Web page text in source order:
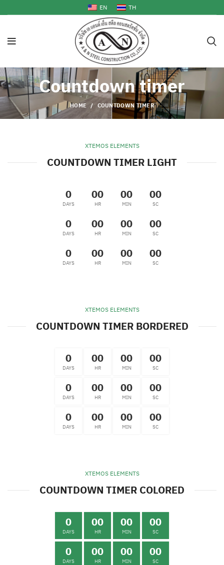
EN TH
Countdown timer
HOME COUNTDOWN TIMER
XTEMOS ELEMENTS
COUNTDOWN TIMER LIGHT
0
DAYS
00
HR
00
MIN
00
SC
0
DAYS
00
HR
00
MIN
00
SC
0
DAYS
00
HR
00
MIN
00
SC
XTEMOS ELEMENTS
COUNTDOWN TIMER BORDERED
0
DAYS
00
HR
00
MIN
00
SC
0
DAYS
00
HR
00
MIN
00
SC
0
DAYS
00
HR
00
MIN
00
SC
XTEMOS ELEMENTS
COUNTDOWN TIMER COLORED
0
DAYS
00
HR
00
MIN
00
SC
0
DAYS
00
HR
00
MIN
00
SC